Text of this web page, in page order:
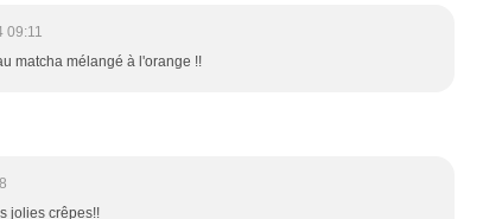
09:11
matcha mélangé à l'orange !!
jolies crêpes!!